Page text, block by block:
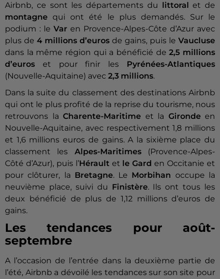
Airbnb, ce sont les départements du
littoral
et de
montagne qui ont été le plus demandés. Sur le
podium : le Var en Provence-Alpes-Côte d’Azur avec
plus de 4 millions d’euros de gains, puis le Vaucluse
dans la même région qui a bénéficié de2,5 millions
d’euros et pour finir les Pyrénées-Atlantiques
(Nouvelle-Aquitaine) avec 2,3 millions.
Dans la suite du classement des destinations Airbnb
qui ont le plus profité de la reprise du tourisme, nous
retrouvons la Charente-Maritime et la Girondeen
Nouvelle-Aquitaine, avec respectivement 1,8 millions
et 1,6 millions euros de gains. A la sixième place du
classement les Alpes-Maritimes (Provence-Alpes-
Côté d’Azur), puis l’Héraultet le Garden Occitanie et
pour clôturer, la Bretagne. Le Morbihan occupe la
neuvième place, suivi du Finistère. Ils ont tous les
deux bénéficié de plus de 1,12 millions d’euros de
gains.
Les tendances pour août-
septembre
A l’occasion de l’entrée dans la deuxième partie de
l’été, Airbnb a dévoilé les tendances sur son site pour